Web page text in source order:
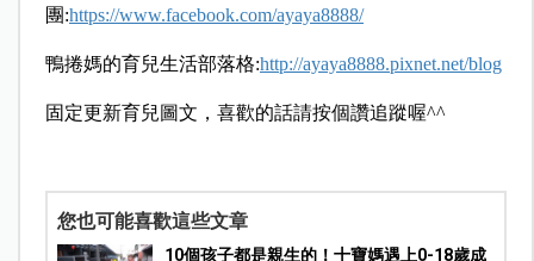
團:https://www.facebook.com/ayaya8888/
鴨捲媽的育兒生活部落格:http://ayaya8888.pixnet.net/blog
固定更新育兒圖文，喜歡的話請按個讚追蹤喔^^
您也可能喜歡這些文章
10個孩子都是親生的！十寶媽遇上0-18歲成